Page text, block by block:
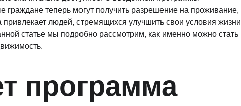
граждане теперь могут получить разрешение на проживание,
людей, стремящихся улучшить свои условия жизни
статье мы подробно рассмотрим, как именно можно стать
программа